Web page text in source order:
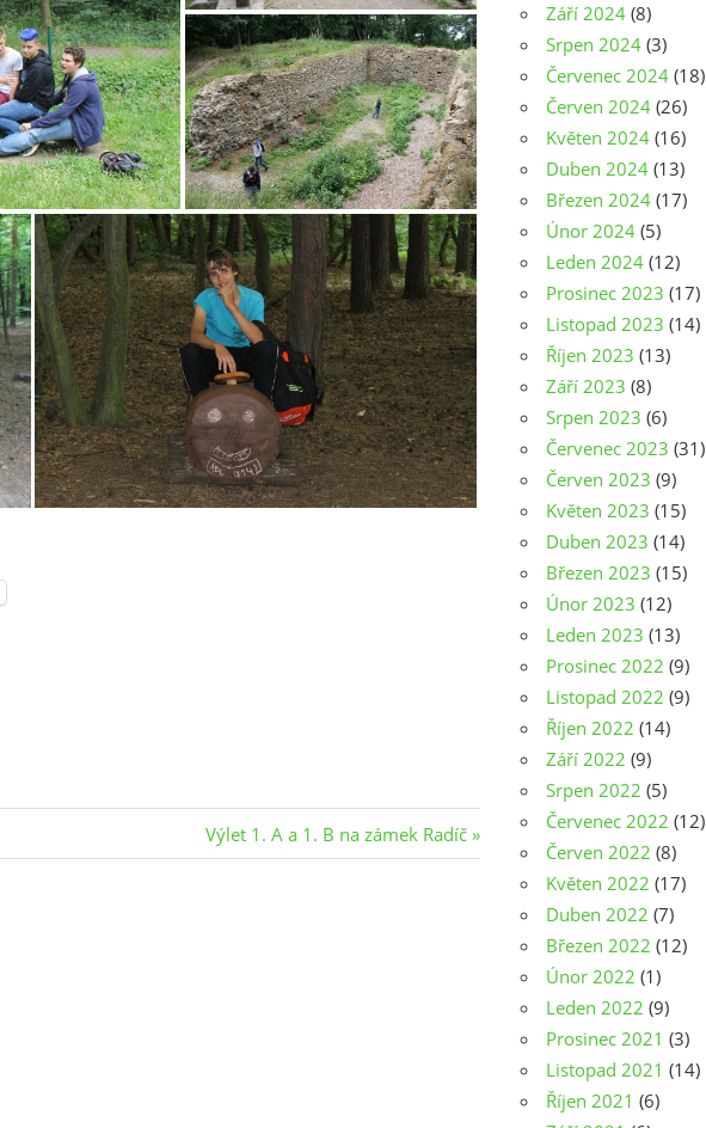
Next
Post:
Výlet 1. A a 1. B na zámek Radíč
Září 2024 (8)
Srpen 2024 (3)
Červenec 2024 (18)
Červen 2024 (26)
Květen 2024 (16)
Duben 2024 (13)
Březen 2024 (17)
Únor 2024 (5)
Leden 2024 (12)
Prosinec 2023 (17)
Listopad 2023 (14)
Říjen 2023 (13)
Září 2023 (8)
Srpen 2023 (6)
Červenec 2023 (31)
Červen 2023 (9)
Květen 2023 (15)
Duben 2023 (14)
Březen 2023 (15)
Únor 2023 (12)
Leden 2023 (13)
Prosinec 2022 (9)
Listopad 2022 (9)
Říjen 2022 (14)
Září 2022 (9)
Srpen 2022 (5)
Červenec 2022 (12)
Červen 2022 (8)
Květen 2022 (17)
Duben 2022 (7)
Březen 2022 (12)
Únor 2022 (1)
Leden 2022 (9)
Prosinec 2021 (3)
Listopad 2021 (14)
Říjen 2021 (6)